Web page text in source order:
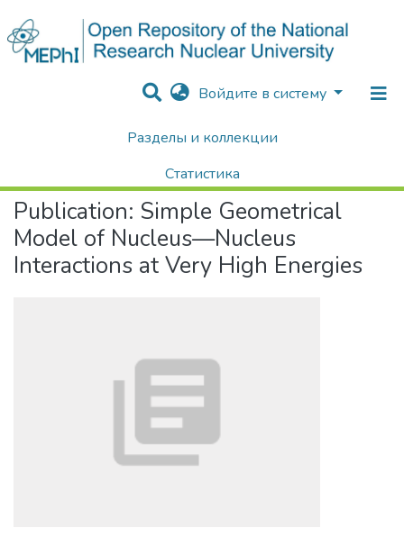
Войдите в систему
Разделы и коллекции
Статистика
Поиск
Научные публикации / Препринты
Publication: Simple Geometrical
Model of Nucleus—Nucleus
Interactions at Very High Energies